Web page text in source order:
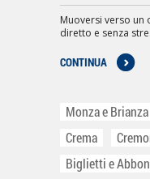
Muoversi verso un
diretto e senza
CONTINUA
Monza e Brianza
Crema
Biglietti e